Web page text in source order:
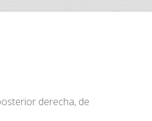
derecha, de